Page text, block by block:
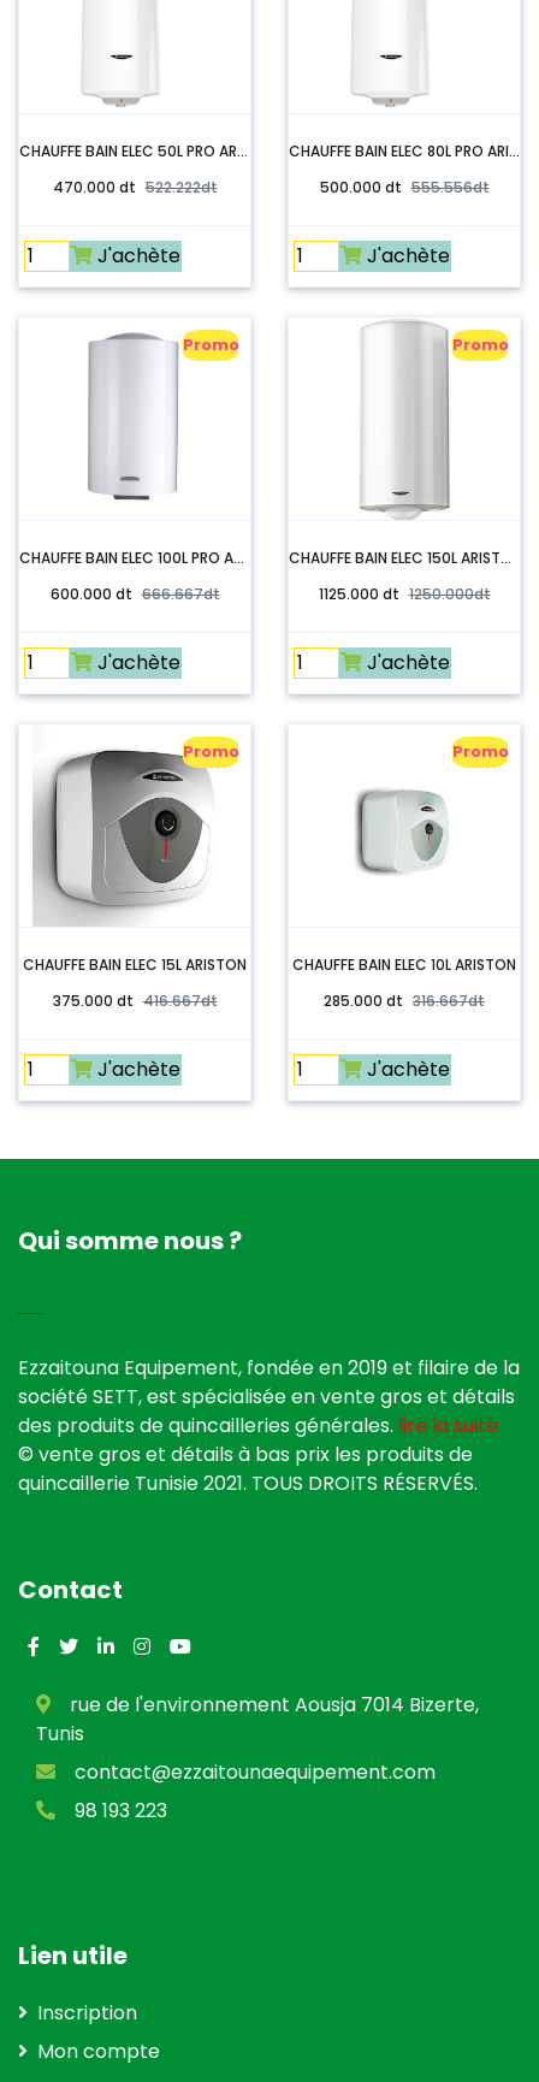
CHAUFFE BAIN ELEC 50L PRO ARISTON
470.000 dt 522.222dt
J'achète
CHAUFFE BAIN ELEC 80L PRO ARISTON
500.000 dt 555.556dt
J'achète
Promo
CHAUFFE BAIN ELEC 100L PRO ARISTON
600.000 dt 666.667dt
J'achète
Promo
CHAUFFE BAIN ELEC 150L ARISTON
1125.000 dt 1250.000dt
J'achète
Promo
CHAUFFE BAIN ELEC 15L ARISTON
375.000 dt 416.667dt
J'achète
Promo
CHAUFFE BAIN ELEC 10L ARISTON
285.000 dt 316.667dt
J'achète
Qui somme nous ?
Ezzaitouna Equipement, fondée en 2019 et filaire de la
société SETT, est spécialisée en vente gros et détails
des produits de quincailleries générales. lire la suite
© vente gros et détails à bas prix les produits de
quincaillerie Tunisie 2021. TOUS DROITS RÉSERVÉS.
Contact
rue de l'environnement Aousja 7014 Bizerte,
Tunis
contact@ezzaitounaequipement.com
98 193 223
Lien utile
Inscription
Mon compte